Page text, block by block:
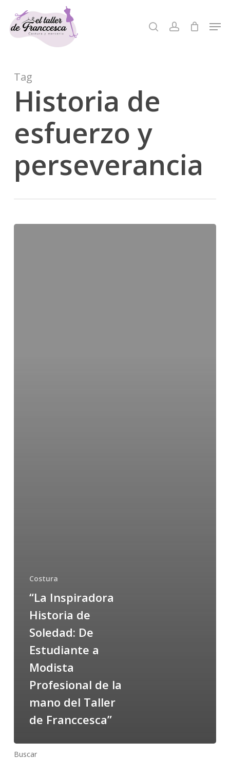
main
search account
Tag
Historia de
esfuerzo y
perseverancia
Costura
“La Inspiradora
Historia de
Soledad: De
Estudiante a
Modista
Profesional de la
mano del Taller
de Franccesca”
Buscar
Close